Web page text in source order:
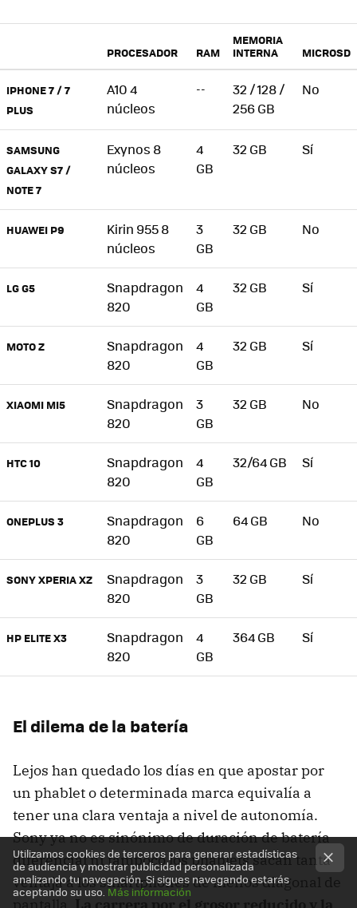
PROCESADOR RAM
MEMORIA
INTERNA
MICROSD
IPHONE 7 / 7
PLUS
A10 4
núcleos
--
32 / 128 /
256 GB
No
SAMSUNG
GALAXY S7 /
NOTE 7
Exynos 8
núcleos
4
GB
32 GB Sí
HUAWEI P9
Kirin 955 8
núcleos
3
GB
32 GB No
LG G5
Snapdragon
820
4
GB
32 GB Sí
MOTO Z
Snapdragon
820
4
GB
32 GB Sí
XIAOMI MI5
Snapdragon
820
3
GB
32 GB No
HTC 10
Snapdragon
820
4
GB
32/64 GB Sí
ONEPLUS 3
Snapdragon
820
6
GB
64 GB No
SONY XPERIA XZ
Snapdragon
820
3
GB
32 GB Sí
HP ELITE X3
Snapdragon
820
4
GB
364 GB Sí
El dilema de la batería
Lejos han quedado los días en que apostar por
un phablet o determinada marca equivalía a
tener una clara ventaja a nivel de autonomía.
Sony ya no es sinónimo de duración de batería
diferencial ni tampoco los phablets sacan tanta
ventaja a los smartphones de menos diagonal de
Utilizamos cookies de terceros para generar estadísticas
de audiencia y mostrar publicidad personalizada
analizando tu navegación. Si sigues navegando estarás
aceptando su uso. Más información